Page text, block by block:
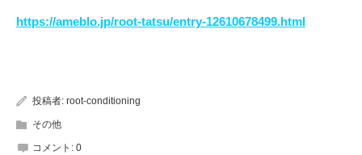
https://ameblo.jp/root-tatsu/entry-12610678499.html
投稿者: root-conditioning
その他
コメント: 0